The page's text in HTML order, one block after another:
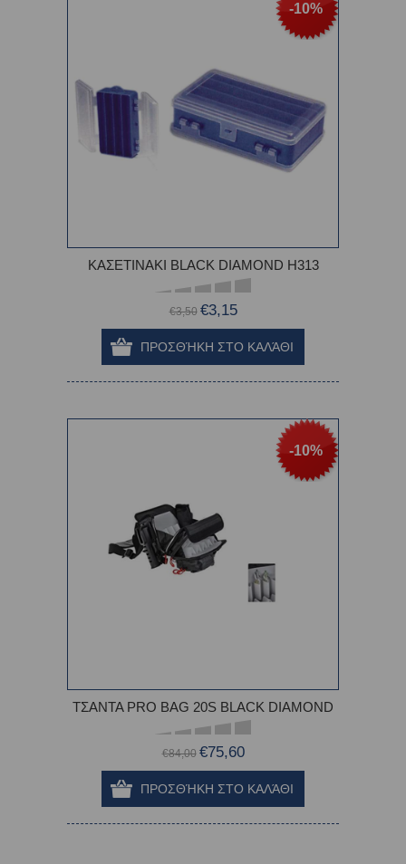
-10%
ΚΑΣΕΤΙΝΑΚΙ BLACK DIAMOND H313
€3,50 €3,15
-10%
ΤΣΑΝΤΑ PRO BAG 20S BLACK DIAMOND
€84,00 €75,60